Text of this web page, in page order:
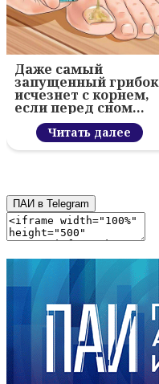
Даже самый
запущенный грибок
исчезнет с корнем,
если перед сном…
Читать далее
ПАИ в Telegram